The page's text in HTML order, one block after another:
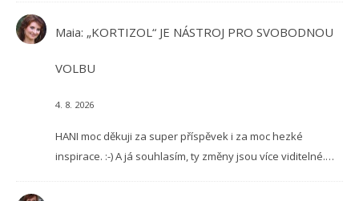
Maia: „KORTIZOL“ JE NÁSTROJ PRO SVOBODNOU
VOLBU
4. 8. 2026
HANI moc děkuji za super příspěvek i za moc hezké
inspirace. :-) A já souhlasím, ty změny jsou více viditelné.…